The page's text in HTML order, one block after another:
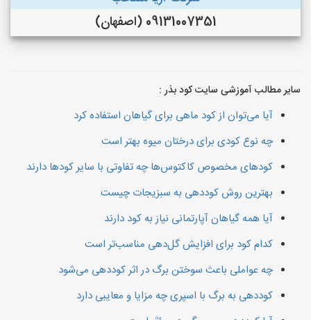
09131007351 (اصفهان)
سایر مطالب آموزشی سایت کود بذر :
آیا می‌توان از کود ماهی برای گیاهان استفاده کرد
چه نوع کودی برای درختان میوه بهتر است
کودهای مخصوص کاکتوس‌ها چه تفاوتی با سایر کودها دارند
بهترین روش کوددهی به سبزیجات چیست
آیا همه گیاهان آپارتمانی نیاز به کود دارند
کدام کود برای افزایش گل‌دهی مناسب‌تر است
چه عواملی باعث سوختن برگ در اثر کوددهی می‌شود
کوددهی به برگ با اسپری چه مزایا و معایبی دارد